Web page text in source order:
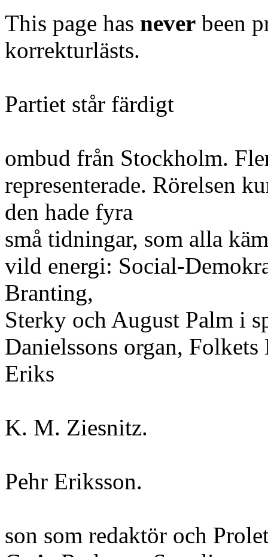
This page has never been
korrekturlästs.
Partiet står färdigt
ombud från Stockholm.
representerade. Rörelsen
den hade fyra
små tidningar, som alla
vild energi: Social-
Branting,
Sterky och August Palm i
Danielssons organ,
Eriks
K. M. Ziesnitz.
Pehr Eriksson.
son som redaktör och